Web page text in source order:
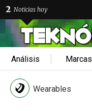
2 Noticias hoy
Análisis Marcas
Wearables